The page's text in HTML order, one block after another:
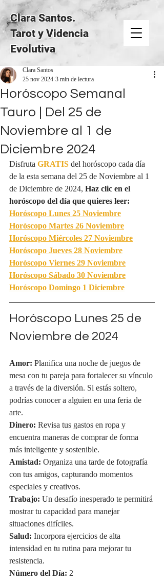
Clara Santos.
Tarot y Videncia
Evolutiva
Horóscopo Semanal
Tauro | Del 25 de
Noviembre al 1 de
Diciembre 2024
Clara Santos
25 nov 20243 min de lectura
Disfruta GRATISdel horóscopo cada día
de la esta semana del 25 de Noviembre al 1
de Diciembre de 2024, Haz clic en el
horóscopo del día que quieres leer:
Horóscopo Lunes 25 Noviembre
Horóscopo Martes 26 Noviembre
Horóscopo Miércoles 27 Noviembre
Horóscopo Jueves 28 Noviembre
Horóscopo Viernes 29 Noviembre
Horóscopo Sábado 30 Noviembre
Horóscopo Domingo 1 Diciembre
Horóscopo Lunes 25 de
Noviembre de 2024
Amor: Planifica una noche de juegos de
mesa con tu pareja para fortalecer su vínculo
a través de la diversión. Si estás soltero,
podrías conocer a alguien en una feria de
arte.
Dinero: Revisa tus gastos en ropa y
encuentra maneras de comprar de forma
más inteligente y sostenible.
Amistad: Organiza una tarde de fotografía
con tus amigos, capturando momentos
especiales y creativos.
Trabajo: Un desafío inesperado te permitirá
mostrar tu capacidad para manejar
situaciones difíciles.
Salud: Incorpora ejercicios de alta
intensidad en tu rutina para mejorar tu
resistencia.
Número del Día: 2